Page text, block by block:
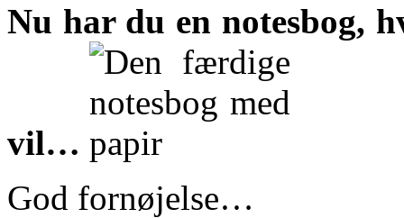
Nu har du en notesbog,
vil…
God fornøjelse…